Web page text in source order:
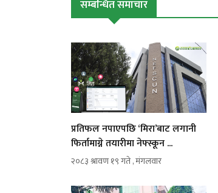
सम्बन्धित समाचार
प्रतिफल नपाएपछि ‘मिरा’बाट लगानी
फिर्तामाग्ने तयारीमा नेफ्स्कून ...
२०८३ श्रावण १९ गते , मंगलवार